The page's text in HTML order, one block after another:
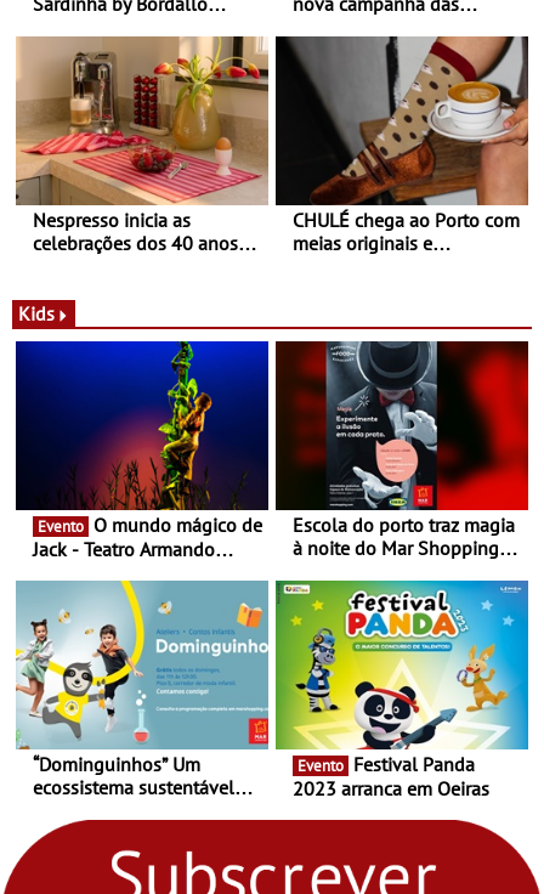
Balance
Nespresso inicia as
celebrações dos 40 anos
Novas - Edição limitada
Nespresso x Torres Novas
CHULÉ chega ao Porto com
meias originais e
Shopping
Kids
Evento
Jack - Teatro Armando
Escola do porto traz magia
à noite do Mar Shopping
29 de abril, às 21h00
“Dominguinhos” Um
ecossistema sustentável
fores - Atelier de Educação
Ambiental nos
“Dominguinhos” de 23 de
Evento
2023 arranca em Oeiras